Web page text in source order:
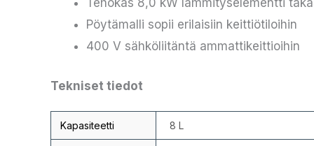
Tehokas 8,0 kW lämmityselementti
Pöytämalli sopii erilaisiin keittiötiloihin
400 V sähköliitäntä ammattikeittioihin
Tekniset tiedot
Kapasiteetti 8 L